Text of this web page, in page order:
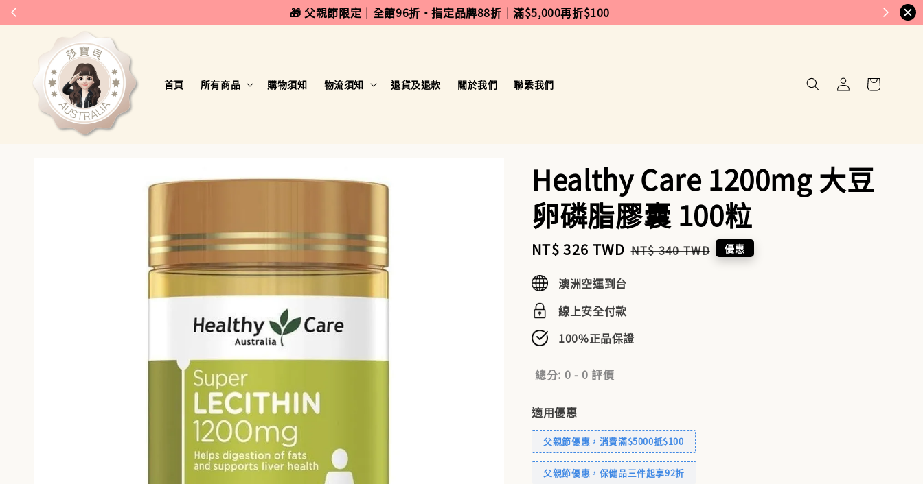
🎁 父親節限定｜全館96折・指定品牌88折｜滿$5,000再折$100
首頁 所有商品 購物須知 物流須知 退貨及退款 關於我們 聯繫我們
Healthy Care 1200mg 大豆
卵磷脂膠囊 100粒
Sale
price
NT$ 326 TWD Regular
NT$ 340 TWD 優惠
澳洲空運到台
線上安全付款
100%正品保證
總分: 0 - 0 評價
適用優惠
父親節優惠，消費滿$5000抵$100
父親節優惠，保健品三件起享92折